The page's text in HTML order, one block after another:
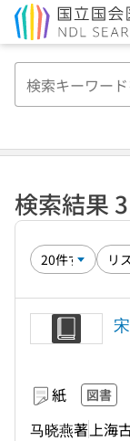
検索結果
紙 図書
马晓燕著 上海